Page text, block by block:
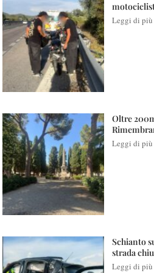
Leggi di più
Oltre
Leggi di più
Schianto
strada
Leggi di più